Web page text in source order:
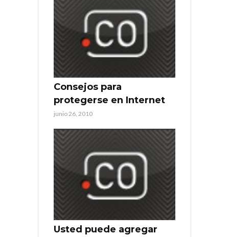
Consejos para
protegerse en Internet
junio 26, 2010
Usted puede agregar